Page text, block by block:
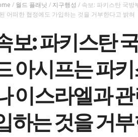
/ 월드 플래닛 / 지구행성 / 속보: 파키스탄 국방
어떠한 협정에도 가입하는 것을 거부한다고 밝혀
보: 파키스탄
아시프는 파
이스라엘과
하는 것을 거